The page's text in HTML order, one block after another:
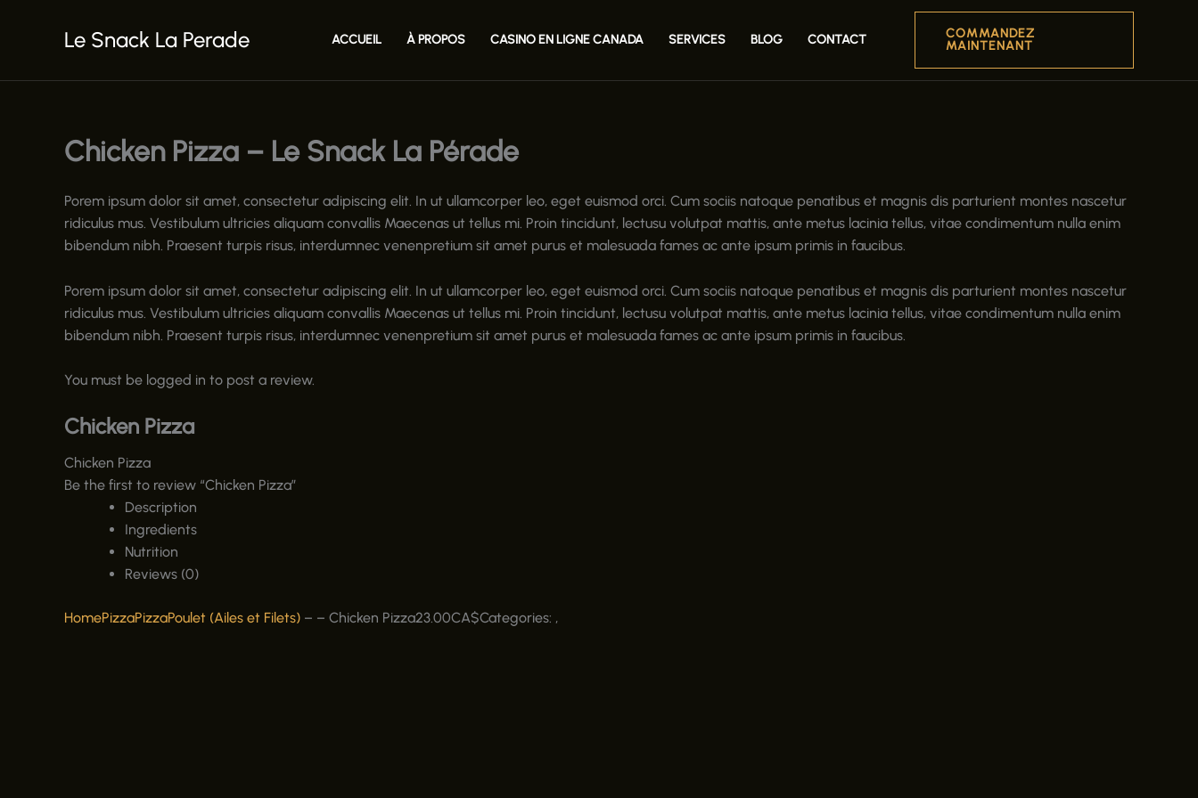
Le Snack La Perade ACCUEIL À PROPOS CASINO EN LIGNE CANADA SERVICES BLOG CONTACT
COMMANDEZ
MAINTENANT
Chicken Pizza – Le Snack La Pérade
Porem ipsum dolor sit amet, consectetur adipiscing elit. In ut ullamcorper leo, eget euismod orci. Cum sociis natoque penatibus et magnis dis parturient montes nascetur
ridiculus mus. Vestibulum ultricies aliquam convallis Maecenas ut tellus mi. Proin tincidunt, lectusu volutpat mattis, ante metus lacinia tellus, vitae condimentum nulla enim
bibendum nibh. Praesent turpis risus, interdumnec venenpretium sit amet purus et malesuada fames ac ante ipsum primis in faucibus.
Porem ipsum dolor sit amet, consectetur adipiscing elit. In ut ullamcorper leo, eget euismod orci. Cum sociis natoque penatibus et magnis dis parturient montes nascetur
ridiculus mus. Vestibulum ultricies aliquam convallis Maecenas ut tellus mi. Proin tincidunt, lectusu volutpat mattis, ante metus lacinia tellus, vitae condimentum nulla enim
bibendum nibh. Praesent turpis risus, interdumnec venenpretium sit amet purus et malesuada fames ac ante ipsum primis in faucibus.
You must be logged in to post a review.
Chicken Pizza
Chicken Pizza
Be the first to review “Chicken Pizza”
Description
Ingredients
Nutrition
Reviews (0)
HomePizzaPizzaPoulet (Ailes et Filets) – – Chicken Pizza23.00CA$Categories: ,